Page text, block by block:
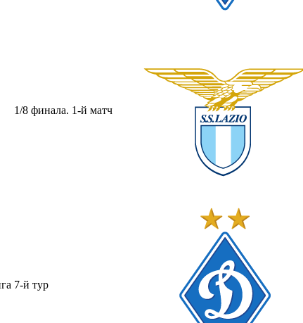
1/8 финала. 1-й матч
7-й тур